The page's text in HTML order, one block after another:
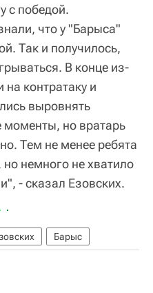
с победой.
что у "Барыса"
Так и получилось,
В конце из-
контратаку и
выровнять
но вратарь
Тем не менее ребята
но немного не хватило
- сказал Езовских.
Барыс